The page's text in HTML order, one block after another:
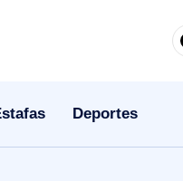
Deportes